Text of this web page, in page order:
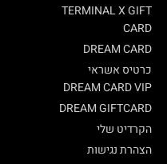
TERMINAL X GIFT
CARD
DREAM CARD
כרטיס אשראי
DREAM CARD VIP
DREAM GIFTCARD
הקרדיט שלי
הצהרת נגישות